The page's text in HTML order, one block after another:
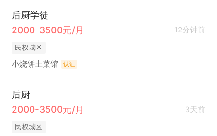
后厨学徒
2000-3500元/月
12分钟前
民权城区
小烧饼土菜馆 认证
后厨
2000-3500元/月
3天前
民权城区